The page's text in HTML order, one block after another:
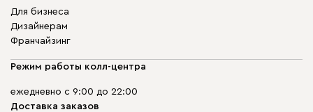
Для бизнеса
Дизайнерам
Франчайзинг
Режим работы колл-центра
ежедневно с 9:00 до 22:00
Доставка заказов